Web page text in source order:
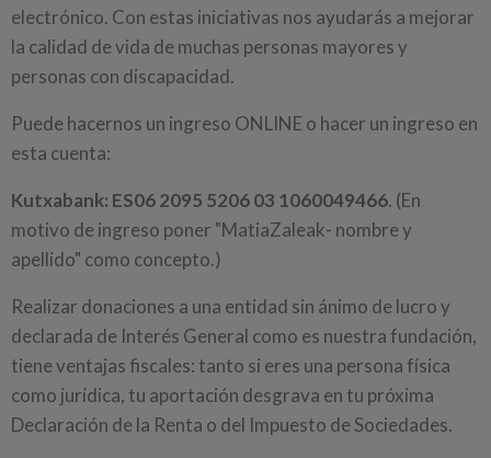
electrónico. Con estas iniciativas nos ayudarás a mejorar
la calidad de vida de muchas personas mayores y
personas con discapacidad.
Puede hacernos un ingreso ONLINE o hacer un ingreso en
esta cuenta:
Kutxabank: ES06 2095 5206 03 1060049466. (En
motivo de ingreso poner "MatiaZaleak- nombre y
apellido" como concepto.)
Realizar donaciones a una entidad sin ánimo de lucro y
declarada de Interés General como es nuestra fundación,
tiene ventajas fiscales: tanto si eres una persona física
como jurídica, tu aportación desgrava en tu próxima
Declaración de la Renta o del Impuesto de Sociedades.